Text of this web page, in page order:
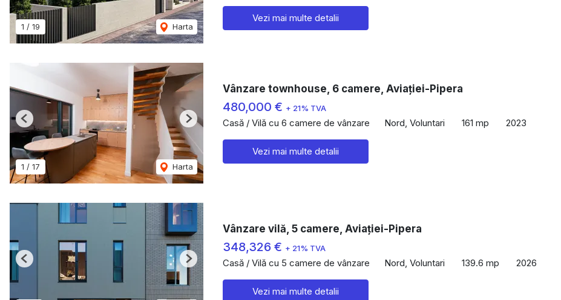
1 / 19 Harta
Vezi mai multe detalii
1 / 17 Harta
Previous Next
Vânzare townhouse, 6 camere, Aviației-Pipera
480,000 € + 21% TVA
Casă / Vilă cu 6 camere de vânzare Nord, Voluntari 161 mp 2023
Vezi mai multe detalii
Previous Next
Vânzare vilă, 5 camere, Aviației-Pipera
348,326 € + 21% TVA
Casă / Vilă cu 5 camere de vânzare Nord, Voluntari 139.6 mp 2026
Vezi mai multe detalii